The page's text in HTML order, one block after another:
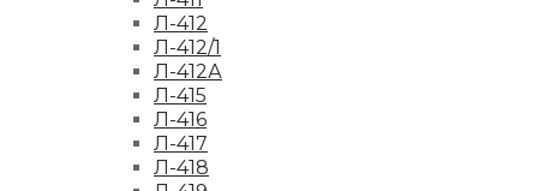
Л-412
Л-412/1
Л-412А
Л-415
Л-416
Л-417
Л-418